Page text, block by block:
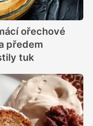
ořechové
předem
tuk